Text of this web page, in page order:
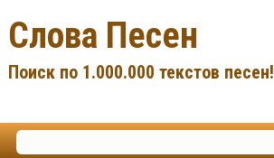
Слова Песен
Поиск по 1.000.000 текстов песен!